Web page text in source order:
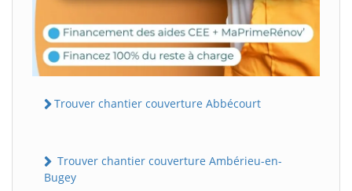
Trouver chantier couverture Abbécourt
Trouver chantier couverture Ambérieu-en-
Bugey